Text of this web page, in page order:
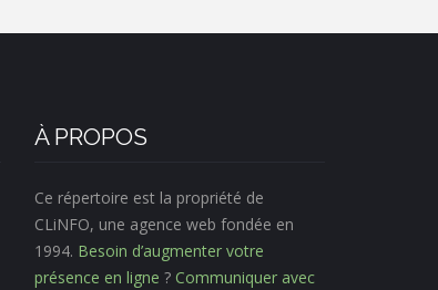
À PROPOS
Ce répertoire est la propriété de
CLiNFO, une agence web fondée en
1994. Besoin d’augmenter votre
présence en ligne ? Communiquer avec